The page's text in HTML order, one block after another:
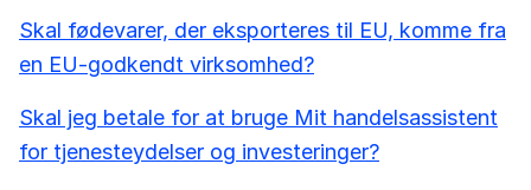
Skal fødevarer, der eksporteres til EU, komme fra
en EU-godkendt virksomhed?
Skal jeg betale for at bruge Mit handelsassistent
for tjenesteydelser og investeringer?